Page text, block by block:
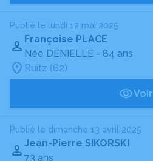
Publié le lundi 12 mai 2025
Françoise PLACE
Née DENIELLE - 84 ans
Ruitz (62)
Voir
Publié le dimanche 13 avril 2025
Jean-Pierre SIKORSKI
73 ans